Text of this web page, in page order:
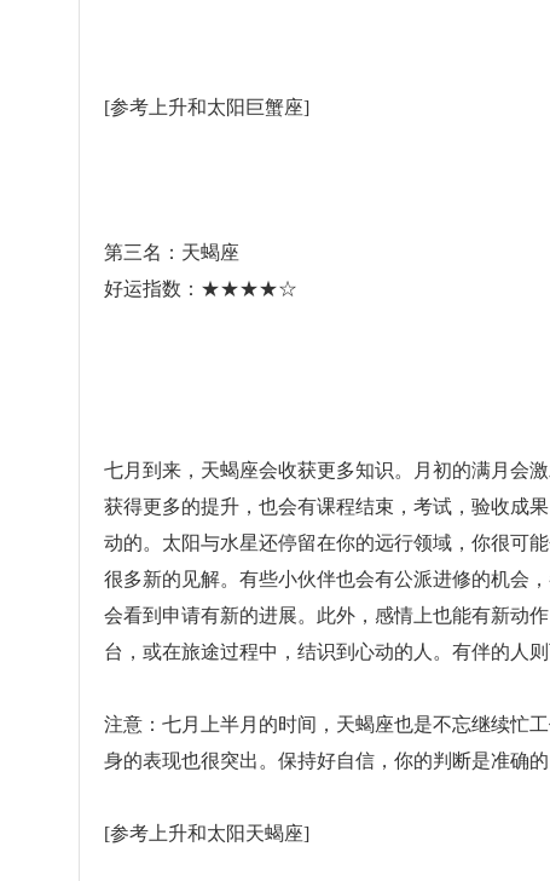
[参考上升和太阳巨蟹座]
第三名：天蝎座
好运指数：★★★★☆
七月到来，天蝎座会收获更多知识。月初的满月会
获得更多的提升，也会有课程结束，考试，验收成
动的。太阳与水星还停留在你的远行领域，你很可
很多新的见解。有些小伙伴也会有公派进修的机会
会看到申请有新的进展。此外，感情上也能有新动
台，或在旅途过程中，结识到心动的人。有伴的人
注意：七月上半月的时间，天蝎座也是不忘继续忙
身的表现也很突出。保持好自信，你的判断是准确
[参考上升和太阳天蝎座]